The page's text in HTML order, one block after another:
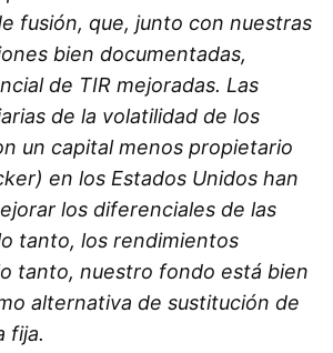
fusión, que, junto con nuestras
bien documentadas,
de TIR mejoradas. Las
de la volatilidad de los
un capital menos propietario
en los Estados Unidos han
los diferenciales de las
tanto, los rendimientos
tanto, nuestro fondo está bien
alternativa de sustitución de
fija.